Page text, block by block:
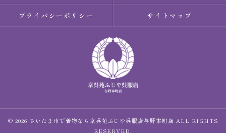
プライバシーポリシー サイトマップ
© 2026 さいたま市で着物なら京呉苑ふじや呉服店与野本町店 ALL RIGHTS
RESERVED.